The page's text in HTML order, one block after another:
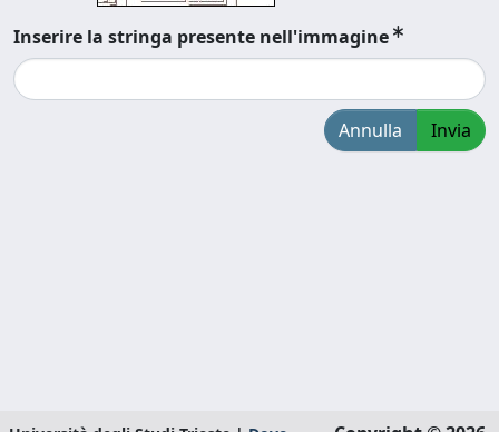
Inserire la stringa presente nell'immagine
Annulla Invia